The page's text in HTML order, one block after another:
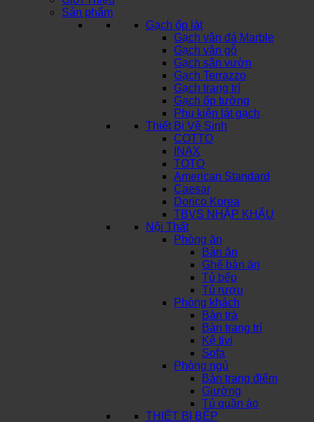
Sản phẩm
Gạch ốp lát
Gạch vân đá Marble
Gạch vân gỗ
Gạch sân vườn
Gạch Terrazzo
Gạch trang trí
Gạch ốp tường
Phụ kiện lát gạch
Thiết Bị Vệ Sinh
COTTO
INAX
TOTO
American Standard
Caesar
Dorico Korea
TBVS NHẬP KHẨU
Nội Thất
Phòng ăn
Bàn ăn
Ghế bàn ăn
Tủ bếp
Tủ rượu
Phòng khách
Bàn trà
Bàn trang trí
Kệ tivi
Sofa
Phòng ngủ
Bàn trang điểm
Giường
Tủ quần áo
THIẾT BỊ BẾP